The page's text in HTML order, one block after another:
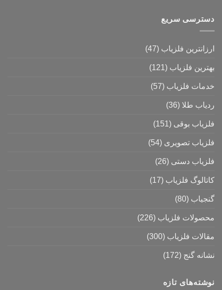
دسترسی سریع
ارزانترین فلزیاب (47)
بهترین فلزیاب (121)
خدمات فلزیاب (57)
ردیاب طلا (36)
فلزیاب بوقی (151)
فلزیاب تصویری (54)
فلزیاب دستی (26)
کاتالوگ فلزیاب (17)
گنجیاب (80)
محصولات فلزیاب (226)
مقالات فلزیاب (300)
نشانه گنج (172)
نوشته‌های تازه